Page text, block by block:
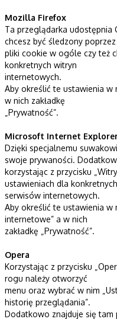
Mozilla Firefox
Ta przeglądarka udostępnia
chcesz być śledzony poprzez
pliki cookie w ogóle czy też
konkretnych witryn
internetowych.
Aby określić te ustawienia w
w nich zakładkę
„Prywatność”.
Microsoft Internet
Dzięki specjalnemu
swoje prywaności.
korzystając z przycisku
ustawieniach dla konkretnych
serwisów internetowych.
Aby określić te ustawienia w
internetowe” a w nich
zakładkę „Prywatność”.
Opera
Korzystając z przycisku
rogu należy otworzyć
menu oraz wybrać w nim
historię przeglądania”.
Dodatkowo znajduje się tam